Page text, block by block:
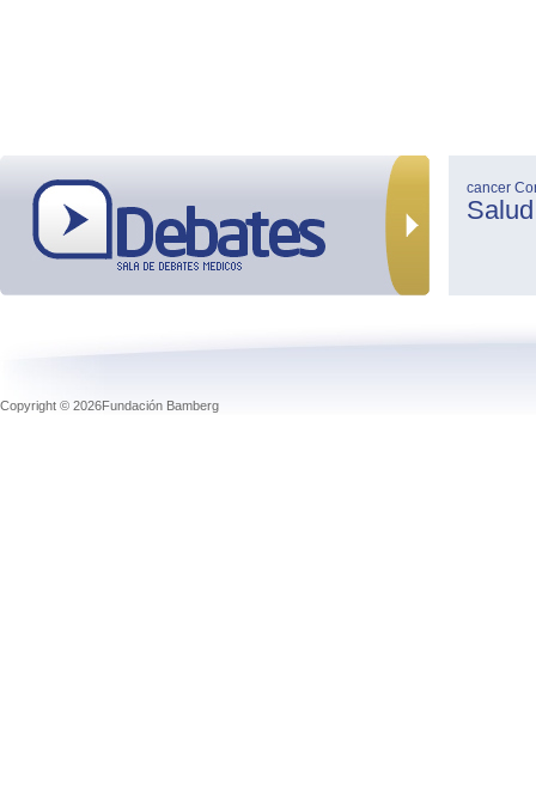
cancer
Salud
Copyright © 2026Fundación Bamberg